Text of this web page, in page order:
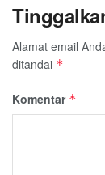
Alamat email
ditandai *
Komentar *